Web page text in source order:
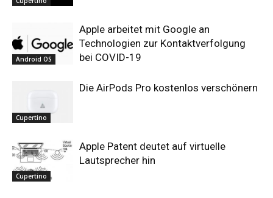
Android OS
Apple arbeitet mit Google an
Technologien zur Kontaktverfolgung
bei COVID-19
Cupertino
Die AirPods Pro kostenlos verschönern
Cupertino
Apple Patent deutet auf virtuelle
Lautsprecher hin